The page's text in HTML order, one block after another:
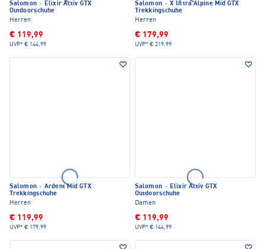
Salomon · Elixir Activ GTX
Outdoorschuhe
Herren
€ 119,99
UVP* € 144,99
Salomon · X Ultra Alpine Mid GTX
Trekkingschuhe
Herren
€ 179,99
UVP* € 219,99
Salomon · Ardent Mid GTX
Trekkingschuhe
Herren
€ 119,99
UVP* € 179,99
Salomon · Elixir Activ GTX
Outdoorschuhe
Damen
€ 119,99
UVP* € 144,99